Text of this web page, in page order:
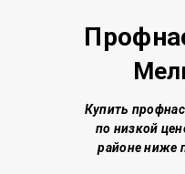
Купить
по низкой
районениже